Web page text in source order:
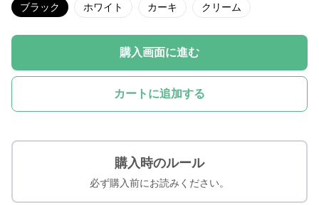
ブラック ホワイト カーキ クリーム
購入画面に進む
カートに追加する
購入時のルール
必ず購入前にお読みください。